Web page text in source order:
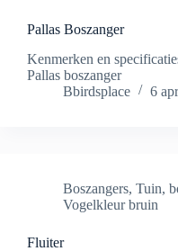
Pallas Boszanger
Kenmerken en
Pallas boszanger
Bbirdsplace
6
Boszangers, Tuin,
Vogelkleur bruin
Fluiter